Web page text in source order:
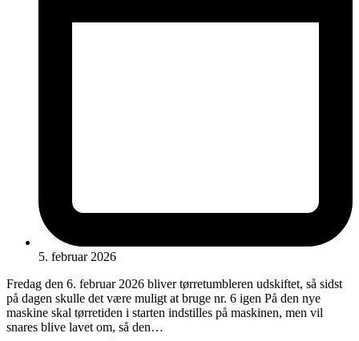
5. februar 2026
Fredag den 6. februar 2026 bliver tørretumbleren udskiftet, så sidst
på dagen skulle det være muligt at bruge nr. 6 igen På den nye
maskine skal tørretiden i starten indstilles på maskinen, men vil
snares blive lavet om, så den…